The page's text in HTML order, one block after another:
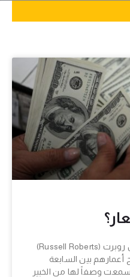
يقول الاقتصادي الشهير راسيل روبرت (Russell Roberts)
أعمارهم بين السابعة
سمعت وصفاً لها من الخبير